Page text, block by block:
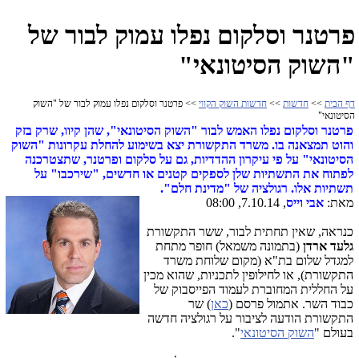
פרטנר וסלקום נפלו עמוק לבור של
"השוק הסיטונאי"
דף הבית >> חדשות >> חדשות השוק הקווי >> פרטנר וסלקום נפלו עמוק לבור של "השוק
הסיטונאי"
פרטנר וסלקום נפלו האמש לבור "השוק הסיטונאי", שהן קיוו, שרק בזק
והוט תמצאנה בו. משרד התקשורת יצא בשימוע להחלת עקרונות "השוק
הסיטונאי" על פי עיקרון ההדדיות, גם על סלקום ופרטנר, שתצטרכנה
לפתוח את התשתיות שלן לספקים קטנים או חדשים, "שירכבו" על
תשתיות אלו. רגולציה של "מדינת חלם".
מאת: אבי וייס, 7.10.14, 08:00
כנראה, שאין תחתית לבור, ששר התקשורת
גלעד ארדן (בתמונה משמאל) חופר מתחת
למגדל שלום בת"א (מקום שלוחת משרד
התקשורת), או לחילופין לתכניות, שהוא מכין
על החללית המחוברת לעמוד הפייסבוק של
כבוד השר. אתמול פרסם (כאן) שר
התקשורת הודעה לציבור על רגולציה חדשה
בעולם "השוק הסיטונאי".